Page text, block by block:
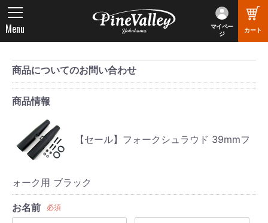
マイペー
ジ
カート
Menu
商品についてのお問い合わせ
商品情報
【セール】フォークシュラウド 39mmフ
ォーク用 ブラック
お名前 必須